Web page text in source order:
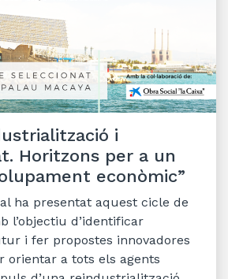
i
Horitzons per a un
econòmic”
ha presentat aquest cicle de
l’objectiu d’identificar
i fer propostes innovadores
orientar a tots els agents